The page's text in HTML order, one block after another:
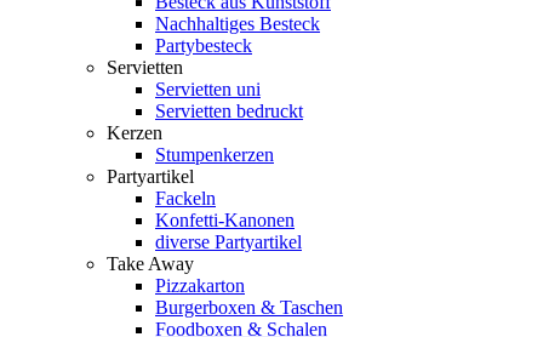
Nachhaltiges Besteck
Partybesteck
Servietten
Servietten uni
Servietten bedruckt
Kerzen
Stumpenkerzen
Partyartikel
Fackeln
Konfetti-Kanonen
diverse Partyartikel
Take Away
Pizzakarton
Burgerboxen & Taschen
Foodboxen & Schalen